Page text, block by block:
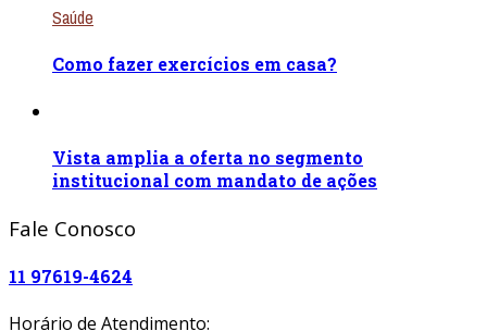
Saúde
Como fazer exercícios em casa?
Vista amplia a oferta no segmento
institucional com mandato de ações
Fale Conosco
11 97619-4624
Horário de Atendimento: